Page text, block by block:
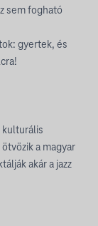
sem fogható
gyertek, és
kulturális
a magyar
akár a jazz